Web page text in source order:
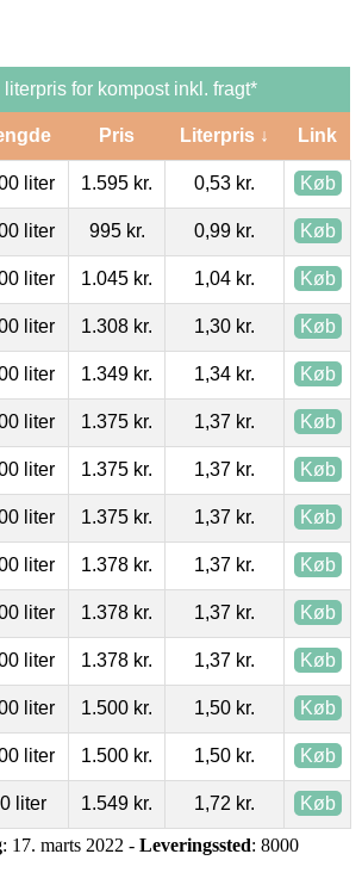
literpris for kompost inkl. fragt*
Pris Literpris ↓ Link
liter 1.595 kr. 0,53 kr. Køb
liter 995 kr. 0,99 kr. Køb
liter 1.045 kr. 1,04 kr. Køb
liter 1.308 kr. 1,30 kr. Køb
liter 1.349 kr. 1,34 kr. Køb
liter 1.375 kr. 1,37 kr. Køb
liter 1.375 kr. 1,37 kr. Køb
liter 1.375 kr. 1,37 kr. Køb
liter 1.378 kr. 1,37 kr. Køb
liter 1.378 kr. 1,37 kr. Køb
liter 1.378 kr. 1,37 kr. Køb
liter 1.500 kr. 1,50 kr. Køb
liter 1.500 kr. 1,50 kr. Køb
liter 1.549 kr. 1,72 kr. Køb
: 17. marts 2022 - Leveringssted: 8000